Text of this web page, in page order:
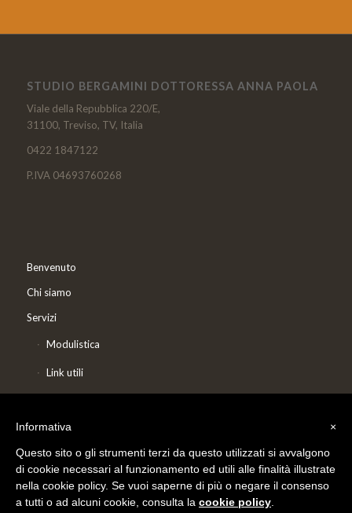
STUDIO BERGAMINI DOTTORESSA ANNA PAOLA
Viale della Repubblica 220/E,
31100, Treviso, TV, Italia
0422 1847122
P.IVA 04693760268
Benvenuto
Chi siamo
Servizi
Modulistica
Link utili
Documentazione Digitale
Contatti
×
Informativa
Questo sito o gli strumenti terzi da questo utilizzati si avvalgono
di cookie necessari al funzionamento ed utili alle finalità illustrate
nella cookie policy. Se vuoi saperne di più o negare il consenso
a tutti o ad alcuni cookie, consulta la cookie policy